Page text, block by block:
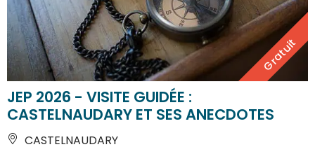
Gratuit
JEP 2026 - VISITE GUIDÉE :
CASTELNAUDARY ET SES ANECDOTES
CASTELNAUDARY